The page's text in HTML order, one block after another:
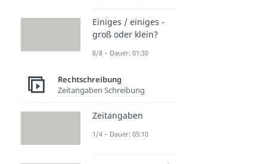
Einiges / einiges -
groß oder klein?
8/8 – Dauer: 01:30
Rechtschreibung
Zeitangaben Schreibung
Zeitangaben
1/4 – Dauer: 05:10